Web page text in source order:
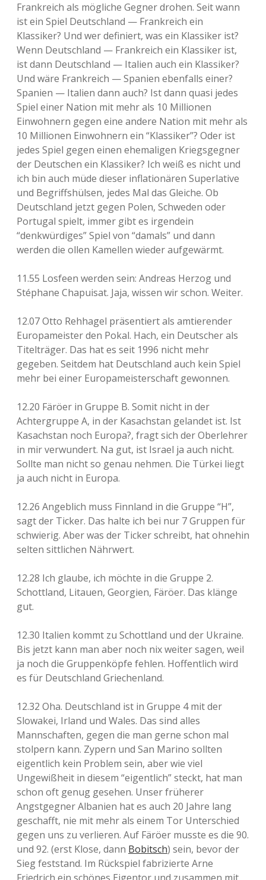
Frankreich als mögliche Gegner drohen. Seit wann
ist ein Spiel Deutschland — Frankreich ein
Klassiker? Und wer definiert, was ein Klassiker ist?
Wenn Deutschland — Frankreich ein Klassiker ist,
ist dann Deutschland — Italien auch ein Klassiker?
Und wäre Frankreich — Spanien ebenfalls einer?
Spanien — Italien dann auch? Ist dann quasi jedes
Spiel einer Nation mit mehr als 10 Millionen
Einwohnern gegen eine andere Nation mit mehr als
10 Millionen Einwohnern ein “Klassiker”? Oder ist
jedes Spiel gegen einen ehemaligen Kriegsgegner
der Deutschen ein Klassiker? Ich weiß es nicht und
ich bin auch müde dieser inflationären Superlative
und Begriffshülsen, jedes Mal das Gleiche. Ob
Deutschland jetzt gegen Polen, Schweden oder
Portugal spielt, immer gibt es irgendein
“denkwürdiges” Spiel von “damals” und dann
werden die ollen Kamellen wieder aufgewärmt.
11.55 Losfeen werden sein: Andreas Herzog und
Stéphane Chapuisat. Jaja, wissen wir schon. Weiter.
12.07 Otto Rehhagel präsentiert als amtierender
Europameister den Pokal. Hach, ein Deutscher als
Titelträger. Das hat es seit 1996 nicht mehr
gegeben. Seitdem hat Deutschland auch kein Spiel
mehr bei einer Europameisterschaft gewonnen.
12.20 Färöer in Gruppe B. Somit nicht in der
Achtergruppe A, in der Kasachstan gelandet ist. Ist
Kasachstan noch Europa?, fragt sich der Oberlehrer
in mir verwundert. Na gut, ist Israel ja auch nicht.
Sollte man nicht so genau nehmen. Die Türkei liegt
ja auch nicht in Europa.
12.26 Angeblich muss Finnland in die Gruppe “H”,
sagt der Ticker. Das halte ich bei nur 7 Gruppen für
schwierig. Aber was der Ticker schreibt, hat ohnehin
selten sittlichen Nährwert.
12.28 Ich glaube, ich möchte in die Gruppe 2.
Schottland, Litauen, Georgien, Färöer. Das klänge
gut.
12.30 Italien kommt zu Schottland und der Ukraine.
Bis jetzt kann man aber noch nix weiter sagen, weil
ja noch die Gruppenköpfe fehlen. Hoffentlich wird
es für Deutschland Griechenland.
12.32 Oha. Deutschland ist in Gruppe 4 mit der
Slowakei, Irland und Wales. Das sind alles
Mannschaften, gegen die man gerne schon mal
stolpern kann. Zypern und San Marino sollten
eigentlich kein Problem sein, aber wie viel
Ungewißheit in diesem “eigentlich” steckt, hat man
schon oft genug gesehen. Unser früherer
Angstgegner Albanien hat es auch 20 Jahre lang
geschafft, nie mit mehr als einem Tor Unterschied
gegen uns zu verlieren. Auf Färöer musste es die 90.
und 92. (erst Klose, dann Bobitsch) sein, bevor der
Sieg feststand. Im Rückspiel fabrizierte Arne